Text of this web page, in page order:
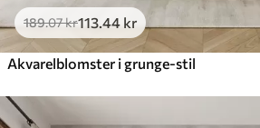
189.07kr113 .44 kr
Akvarelblomster i grunge-stil